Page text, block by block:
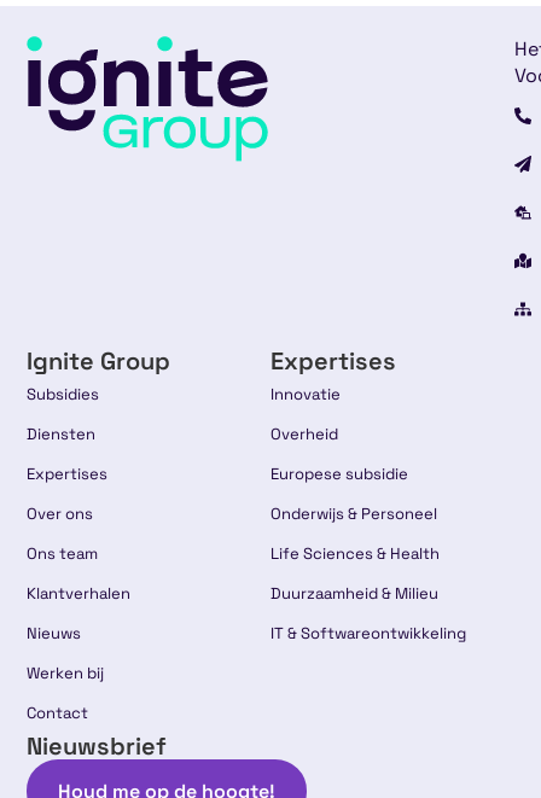
Ignite Group
Subsidies
Diensten
Expertises
Over ons
Ons team
Klantverhalen
Nieuws
Werken bij
Contact
Expertises
Innovatie
Overheid
Europese subsidie
Onderwijs & Personeel
Life Sciences & Health
Duurzaamheid & Milieu
IT & Softwareontwikkeling
Nieuwsbrief
Houd me op de hoogte!